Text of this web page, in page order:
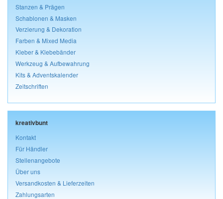
Stanzen & Prägen
Schablonen & Masken
Verzierung & Dekoration
Farben & Mixed Media
Kleber & Klebebänder
Werkzeug & Aufbewahrung
Kits & Adventskalender
Zeitschriften
kreativbunt
Kontakt
Für Händler
Stellenangebote
Über uns
Versandkosten & Lieferzeiten
Zahlungsarten